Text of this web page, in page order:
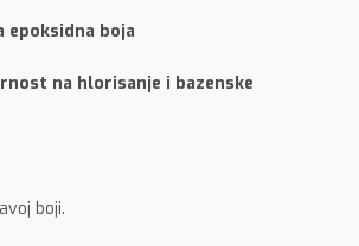
epoksidna boja
na hlorisanje i bazenske
boji.